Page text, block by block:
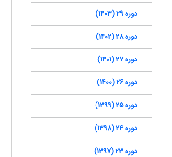
دوره 29 (1403)
دوره 28 (1402)
دوره 27 (1401)
دوره 26 (1400)
دوره 25 (1399)
دوره 24 (1398)
دوره 23 (1397)